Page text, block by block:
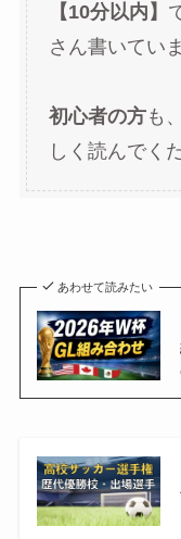
【10分以内】
さん書いてい
初心者の方も、
しく読んでく
あわせて読みたい